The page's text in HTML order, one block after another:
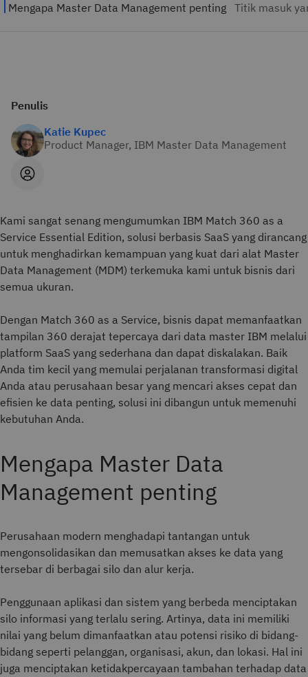
Penulis
Katie Kupec
Product Manager, IBM Master Data Management
Kami sangat senang mengumumkan IBM Match 360 as a
Service Essential Edition, solusi berbasis SaaS yang dirancang
untuk menghadirkan kemampuan yang kuat dari alat Master
Data Management (MDM) terkemuka kami untuk bisnis dari
semua ukuran.
Dengan Match 360 as a Service, bisnis dapat memanfaatkan
tampilan 360 derajat tepercaya dari data master IBM melalui
platform SaaS yang sederhana dan dapat diskalakan. Baik
Anda tim kecil yang memulai perjalanan transformasi digital
Anda atau perusahaan besar yang mencari akses cepat dan
efisien ke data penting, solusi ini dibangun untuk memenuhi
kebutuhan Anda.
Mengapa Master Data
Management penting
Perusahaan modern menghadapi tantangan untuk
mengonsolidasikan dan memusatkan akses ke data yang
tersebar di berbagai silo dan alur kerja.
Penggunaan aplikasi dan sistem yang berbeda menciptakan
silo informasi yang terlalu sering. Artinya, data ini memiliki
nilai yang belum dimanfaatkan atau potensi risiko di bidang-
bidang seperti pelanggan, organisasi, akun, dan lokasi. Hal ini
juga menciptakan ketidakpercayaan tambahan terhadap data